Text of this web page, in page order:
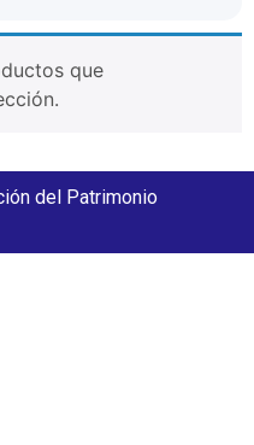
que
del Patrimonio